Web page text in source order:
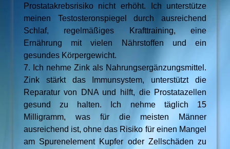
Prostatakrebsrisiko nicht erhöht. Ich unterstütze
meinen Testosteronspiegel durch ausreichend
Schlaf, regelmäßiges Krafttraining, eine
Ernährung mit vielen Nährstoffen und ein
gesundes Körpergewicht.
7. Ich nehme Zink als Nahrungsergänzungsmittel.
Zink stärkt das Immunsystem, unterstützt die
Reparatur von DNA und hilft, die Prostatazellen
gesund zu halten. Ich nehme täglich 15
Milligramm, was für die meisten Männer
ausreichend ist, ohne das Risiko für einen Mangel
am Spurenelement Kupfer oder Zellschäden zu